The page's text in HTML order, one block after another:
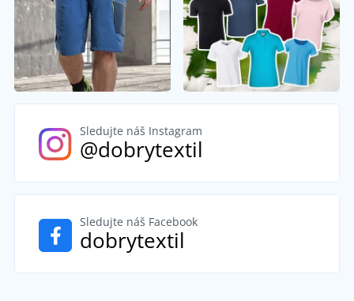
Sledujte náš Instagram
@dobrytextil
Sledujte náš Facebook
dobrytextil